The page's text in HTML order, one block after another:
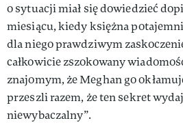
o sytuacji miał się dowiedzieć
miesiącu, kiedy księżna
dla niego prawdziwym
całkowicie zszokowany
znajomym, że Meghan go
przeszli razem, że ten sekret
niewybaczalny”.